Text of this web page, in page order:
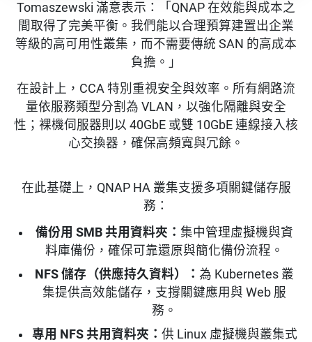
Tomaszewski 滿意表示：「QNAP 在效能與成本之
間取得了完美平衡。我們能以合理預算建置出企業
等級的高可用性叢集，而不需要傳統 SAN 的高成本
負擔。」
在設計上，CCA 特別重視安全與效率。所有網路流
量依服務類型分割為 VLAN，以強化隔離與安全
性；裸機伺服器則以 40GbE 或雙 10GbE 連線接入核
心交換器，確保高頻寬與冗餘。
在此基礎上，QNAP HA 叢集支援多項關鍵儲存服
務：
備份用 SMB 共用資料夾： 集中管理虛擬機與資
料庫備份，確保可靠還原與簡化備份流程。
NFS 儲存（供應持久資料）： 為 Kubernetes 叢
集提供高效能儲存，支撐關鍵應用與 Web 服
務。
專用 NFS 共用資料夾： 供 Linux 虛擬機與叢集式